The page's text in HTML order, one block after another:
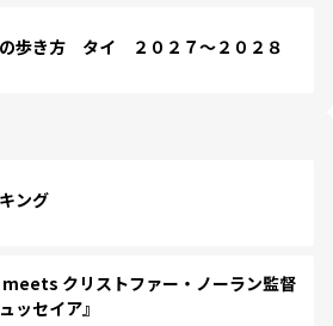
歩き方 タイ ２０２７～２０２８
ング
クリストファー・ノーラン監督
ッセイア』